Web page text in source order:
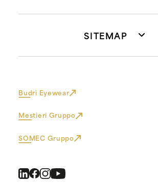
SITEMAP
Budri Eyewear
Mestieri Gruppo
SOMEC Gruppo